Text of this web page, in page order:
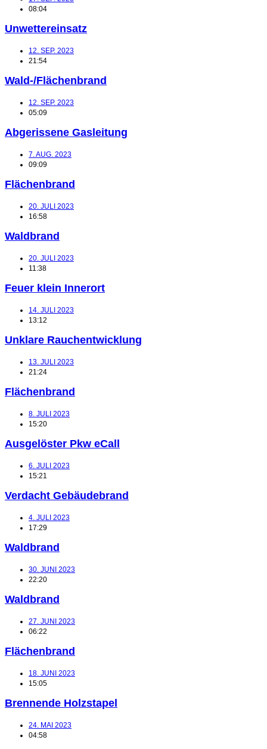
08:04
Unwettereinsatz
12. SEP. 2023
21:54
Wald-/Flächenbrand
12. SEP. 2023
05:09
Abgerissene Gasleitung
7. AUG. 2023
09:09
Flächenbrand
20. JULI 2023
16:58
Waldbrand
20. JULI 2023
11:38
Feuer klein Innerort
14. JULI 2023
13:12
Unklare Rauchentwicklung
13. JULI 2023
21:24
Flächenbrand
8. JULI 2023
15:20
Ausgelöster Pkw eCall
6. JULI 2023
15:21
Verdacht Gebäudebrand
4. JULI 2023
17:29
Waldbrand
30. JUNI 2023
22:20
Waldbrand
27. JUNI 2023
06:22
Flächenbrand
18. JUNI 2023
15:05
Brennende Holzstapel
24. MAI 2023
04:58